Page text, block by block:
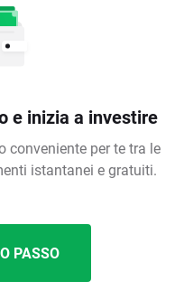
e inizia a investire
conveniente per te tra le
istantanei e gratuiti.
PASSO